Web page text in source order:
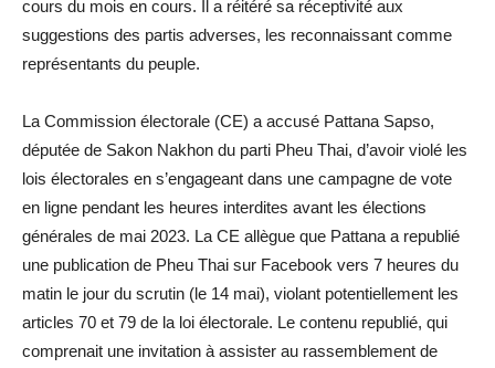
cours du mois en cours. Il a réitéré sa réceptivité aux
suggestions des partis adverses, les reconnaissant comme
représentants du peuple.
La Commission électorale (CE) a accusé Pattana Sapso,
députée de Sakon Nakhon du parti Pheu Thai, d’avoir violé les
lois électorales en s’engageant dans une campagne de vote
en ligne pendant les heures interdites avant les élections
générales de mai 2023. La CE allègue que Pattana a republié
une publication de Pheu Thai sur Facebook vers 7 heures du
matin le jour du scrutin (le 14 mai), violant potentiellement les
articles 70 et 79 de la loi électorale. Le contenu republié, qui
comprenait une invitation à assister au rassemblement de